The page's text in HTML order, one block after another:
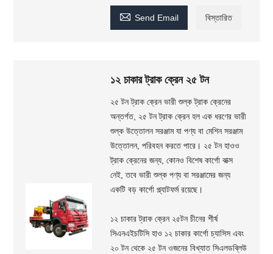
 Send Email বিস্তারিত
১২ চাকার ট্রাক ক্রেন ২৫ টন
২৫ টন ট্রাক ক্রেন ভারী শুল্ক ট্রাক ক্রেনের
অন্তর্গত, ২৫ টন ট্রাক ক্রেন হল এক ধরণের ভারী
শুল্ক উত্তোলন সরঞ্জাম যা পণ্য বা মেশিন সরঞ্জাম
উত্তোলন, পরিবহন করতে পারে। ২৫ টন হাওও
ট্রাক ক্রেনের জন্য, কোনও বিশেষ কার্গো বাক্স
নেই, তবে ভারী শুল্ক পণ্য বা সরঞ্জামের জন্য
একটি বড় কার্গো প্ল্যাটফর্ম রয়েছে।
১২ চাকার ট্রাক ক্রেন ২৫টন চীনের শীর্ষ
সিএনএইচটিসি হাও ১২ চাকার কার্গো চ্যাসিস এবং
২০ টন থেকে ২৫ টন ওজনের বিখ্যাত সিএলডব্লিউ